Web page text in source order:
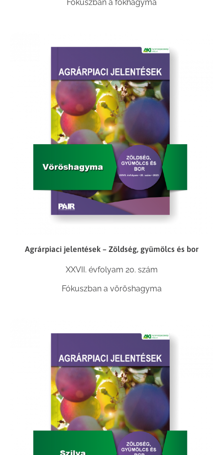
Fókuszban a fokhagyma
Agrárpiaci jelentések – Zöldség, gyümölcs és bor
XXVII. évfolyam 20. szám
Fókuszban a vöröshagyma